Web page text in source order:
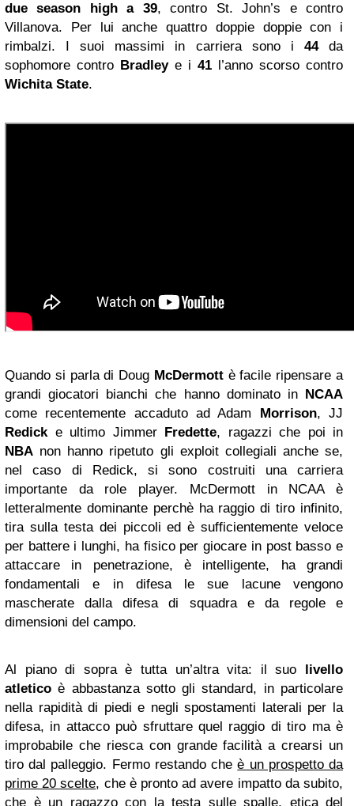
due season high a 39, contro St. John’s e contro
Villanova. Per lui anche quattro doppie doppie con i
rimbalzi. I suoi massimi in carriera sono i 44da
sophomore contro Bradleye i 41 l’anno scorso contro
Wichita State.
Quando si parla di Doug McDermottè facile ripensare a
grandi giocatori bianchi che hanno dominato in NCAA
come recentemente accaduto ad Adam Morrison, JJ
Redicke ultimo Jimmer Fredette, ragazzi che poi in
NBA non hanno ripetuto gli exploit collegiali anche se,
nel caso di Redick, si sono costruiti una carriera
importante da role player. McDermott in NCAA è
letteralmente dominante perchè ha raggio di tiro infinito,
tira sulla testa dei piccoli ed è sufficientemente veloce
per battere i lunghi, ha fisico per giocare in post basso e
attaccare in penetrazione, è intelligente, ha grandi
fondamentali e in difesa le sue lacune vengono
mascherate dalla difesa di squadra e da regole e
dimensioni del campo.
Al piano di sopra è tutta un’altra vita: il suo livello
atletico è abbastanza sotto gli standard, in particolare
nella rapidità di piedi e negli spostamenti laterali per la
difesa, in attacco può sfruttare quel raggio di tiro ma è
improbabile che riesca con grande facilità a crearsi un
tiro dal palleggio. Fermo restando cheè un prospetto da
prime 20 scelte, che è pronto ad avere impatto da subito,
che è un ragazzo con la testa sulle spalle, etica del